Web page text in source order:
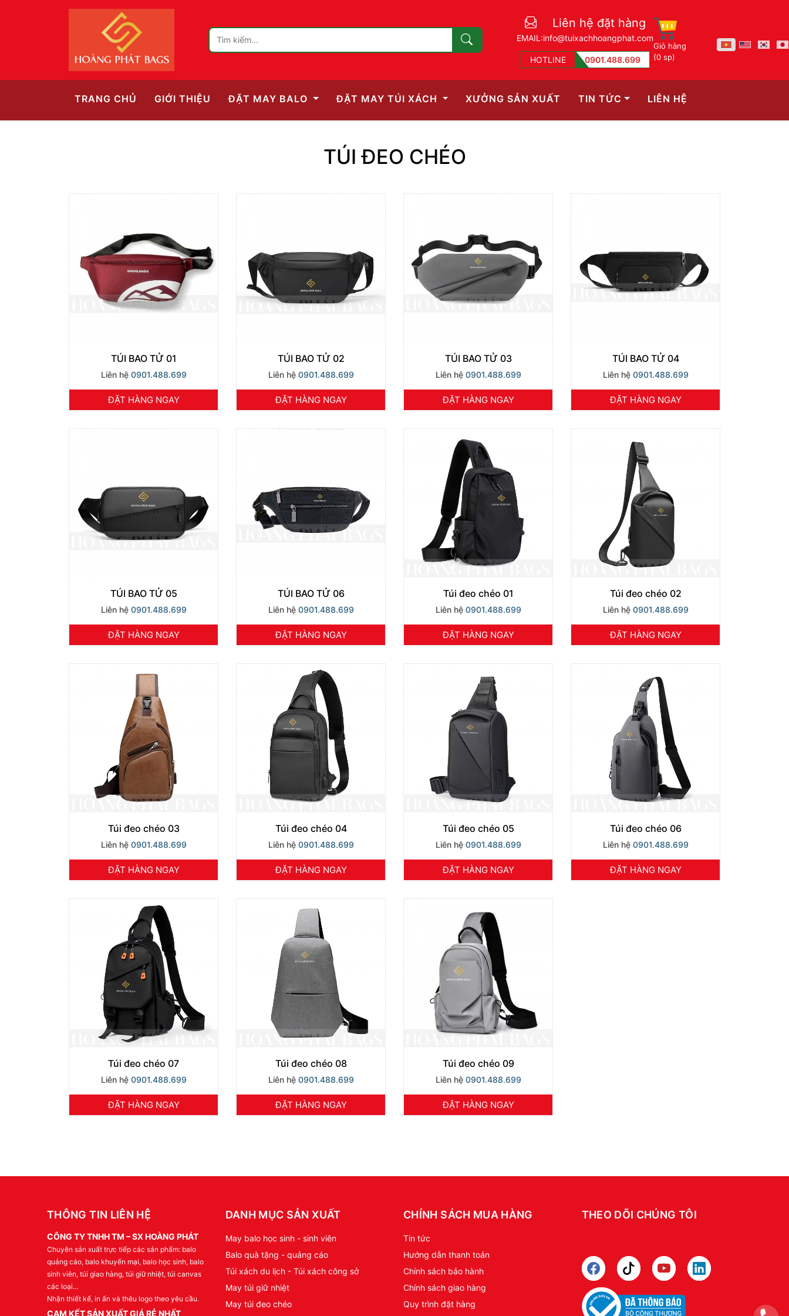
Liên hệ đặt hàng
EMAIL:info@tuixachhoangphat.com
HOTLINE 0901.488.699
Giỏ hàng
(0 sp)
TRANG CHỦ (CURRENT)
GIỚI THIỆU ĐẶT MAY BALO ĐẶT MAY TÚI XÁCH XƯỞNG SẢN XUẤT TIN TỨC LIÊN HỆ
TÚI ĐEO CHÉO
TÚI BAO TỬ 01
Liên hệ 0901.488.699
ĐẶT HÀNG NGAY
TÚI BAO TỬ 02
Liên hệ 0901.488.699
ĐẶT HÀNG NGAY
TÚI BAO TỬ 03
Liên hệ 0901.488.699
ĐẶT HÀNG NGAY
TÚI BAO TỬ 04
Liên hệ 0901.488.699
ĐẶT HÀNG NGAY
TÚI BAO TỬ 05
Liên hệ 0901.488.699
ĐẶT HÀNG NGAY
TÚI BAO TỬ 06
Liên hệ 0901.488.699
ĐẶT HÀNG NGAY
Túi đeo chéo 01
Liên hệ 0901.488.699
ĐẶT HÀNG NGAY
Túi đeo chéo 02
Liên hệ 0901.488.699
ĐẶT HÀNG NGAY
Túi đeo chéo 03
Liên hệ 0901.488.699
ĐẶT HÀNG NGAY
Túi đeo chéo 04
Liên hệ 0901.488.699
ĐẶT HÀNG NGAY
Túi đeo chéo 05
Liên hệ 0901.488.699
ĐẶT HÀNG NGAY
Túi đeo chéo 06
Liên hệ 0901.488.699
ĐẶT HÀNG NGAY
Túi đeo chéo 07
Liên hệ 0901.488.699
ĐẶT HÀNG NGAY
Túi đeo chéo 08
Liên hệ 0901.488.699
ĐẶT HÀNG NGAY
Túi đeo chéo 09
Liên hệ 0901.488.699
ĐẶT HÀNG NGAY
THÔNG TIN LIÊN HỆ
CÔNG TY TNHH TM – SX HOÀNG PHÁT
Chuyên sản xuất trực tiếp các sản phẩm: balo
quảng cáo, balo khuyến mại, balo học sinh, balo
sinh viên, túi giao hàng, túi giữ nhiệt, túi canvas
các loại…
Nhận thiết kế, in ấn và thêu logo theo yêu cầu.
CAM KẾT SẢN XUẤT GIÁ RẺ NHẤT
DANH MỤC SẢN XUẤT
May balo học sinh - sinh viên
Balo quà tặng - quảng cáo
Túi xách du lịch - Túi xách công sở
May túi giữ nhiệt
May túi đeo chéo
CHÍNH SÁCH MUA HÀNG
Tin tức
Hướng dẫn thanh toán
Chính sách bảo hành
Chính sách giao hàng
Quy trình đặt hàng
THEO DÕI CHÚNG TÔI